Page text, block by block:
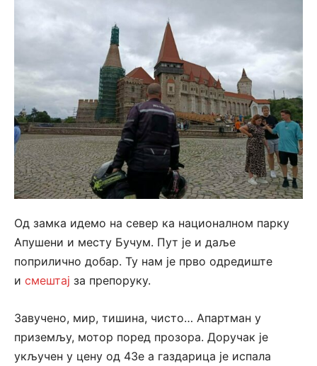
Од замка идемо на север ка националном парку
Апушени и месту Бучум. Пут је и даље
поприлично добар. Ту нам је прво одредиште
и смештај за препоруку.
Завучено, мир, тишина, чисто… Апартман у
приземљу, мотор поред прозора. Доручак је
укључен у цену од 43е а газдарица је испала